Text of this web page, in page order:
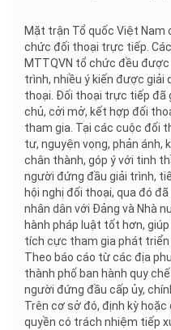
Mặt trận Tổ quốc Việt
chức đối thoại trực tiếp.
MTTQVN tổ chức đều
trình, nhiều ý kiến được giải
thoại. Đối thoại trực tiếp đã
chủ, cởi mở, kết hợp đối
tham gia. Tại các cuộc đối
tư, nguyện vọng, phản ánh,
chân thành, góp ý với tinh
người đứng đầu giải trình,
hội nghị đối thoại, qua đó
nhân dân với Đảng và Nhà
hành pháp luật tốt hơn,
tích cực tham gia phát triển
Theo báo cáo từ các địa
thành phố ban hành quy
người đứng đầu cấp ủy,
Trên cơ sở đó, định kỳ
quyền có trách nhiệm tiếp